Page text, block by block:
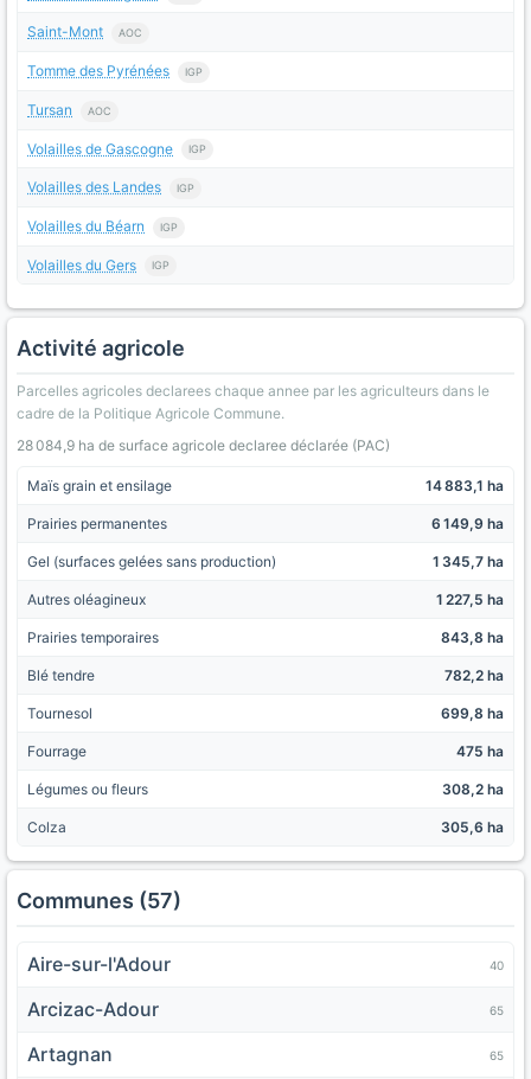
Saint-Mont AOC
Tomme des Pyrénées IGP
Tursan AOC
Volailles de Gascogne IGP
Volailles des Landes IGP
Volailles du Béarn IGP
Volailles du Gers IGP
Activité agricole
Parcelles agricoles declarees chaque annee par les agriculteurs dans le
cadre de la Politique Agricole Commune.
28 084,9 ha de surface agricole declaree déclarée (PAC)
Maïs grain et ensilage 14 883,1 ha
Prairies permanentes 6 149,9 ha
Gel (surfaces gelées sans production) 1 345,7 ha
Autres oléagineux 1 227,5 ha
Prairies temporaires 843,8 ha
Blé tendre 782,2 ha
Tournesol 699,8 ha
Fourrage 475 ha
Légumes ou fleurs 308,2 ha
Colza 305,6 ha
Communes (57)
Aire-sur-l'Adour 40
Arcizac-Adour 65
Artagnan 65